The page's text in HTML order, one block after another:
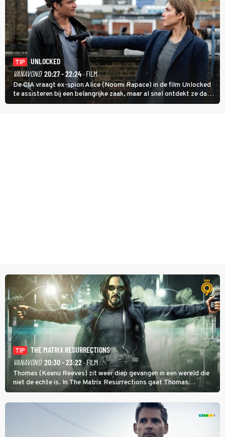
TIP
UNLOCKED
VANAVOND 20:27 - 22:24· FILM
De CIA vraagt ex-spion Alice (Noomi Rapace) in de film Unlocked
te assisteren bij een belangrijke zaak, maar al snel ontdekt ze dat
degene die haar aanstelde kwade bedoelingen heeft.
TIP
THE MATRIX RESURRECTIONS
VANAVOND 20:30 - 23:22· FILM
Thomas (Keanu Reeves) zit weer diep gevangen in een wereld die
niet de echte is. In The Matrix Resurrections gaat Thomas
proberen uit deze schijnwereld te ontsnappen.